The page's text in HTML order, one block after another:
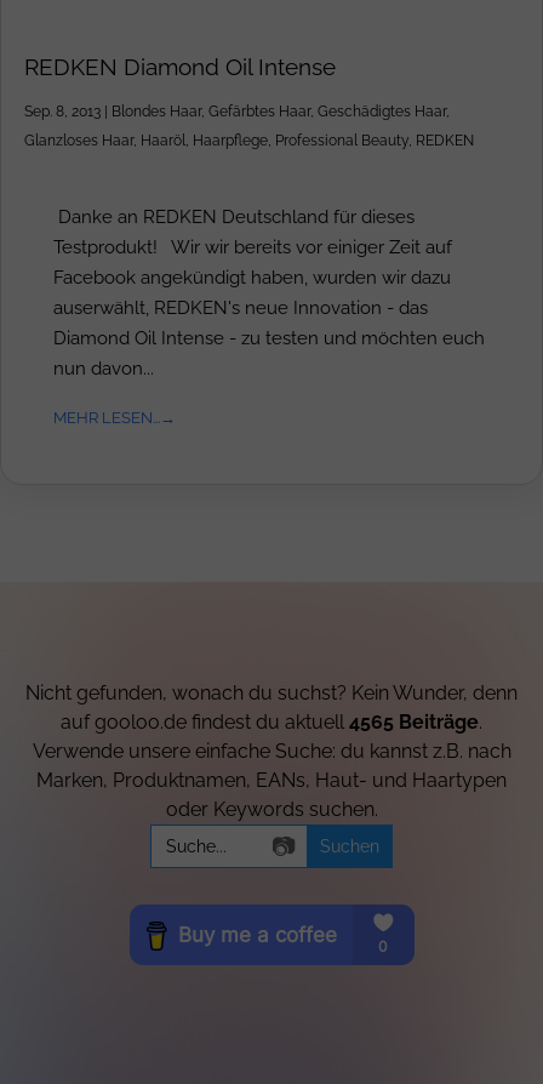
REDKEN Diamond Oil Intense
Sep. 8, 2013 | Blondes Haar, Gefärbtes Haar, Geschädigtes Haar,
Glanzloses Haar, Haaröl Haarpflege Professional Beauty REDKEN
Danke an REDKEN Deutschland für dieses
Testprodukt! Wir wir bereits vor einiger Zeit auf
Facebook angekündigt haben, wurden wir dazu
auserwählt, REDKEN's neue Innovation - das
Diamond Oil Intense - zu testen und möchten euch
nun davon...
MEHR LESEN...
Nicht gefunden, wonach du suchst? Kein Wunder, denn
auf gooloo.de findest du aktuell 4565 Beiträge.
Verwende unsere einfache Suche: du kannst z.B. nach
Marken, Produktnamen, EANs, Haut- und Haartypen
oder Keywords suchen.
Search
for:
📷